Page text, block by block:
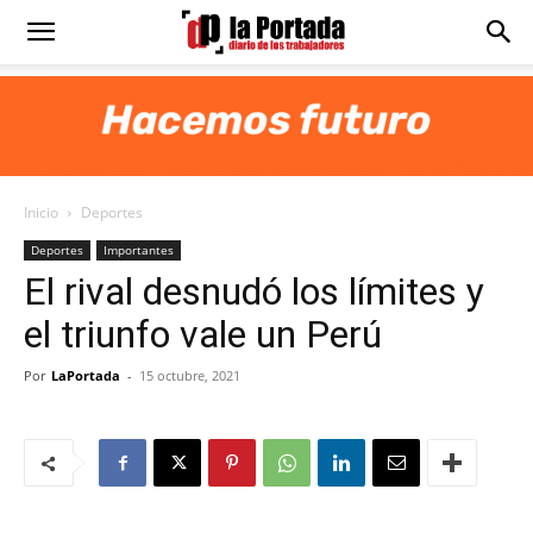
Diario
Portada
Inicio Deportes
Deportes Importantes
El rival desnudó los límites y
el triunfo vale un Perú
Por LaPortada - 15 octubre, 2021